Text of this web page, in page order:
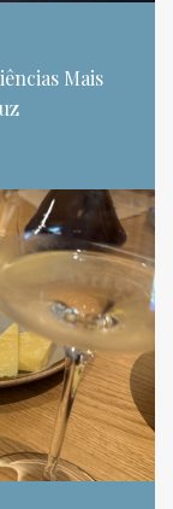
Mais